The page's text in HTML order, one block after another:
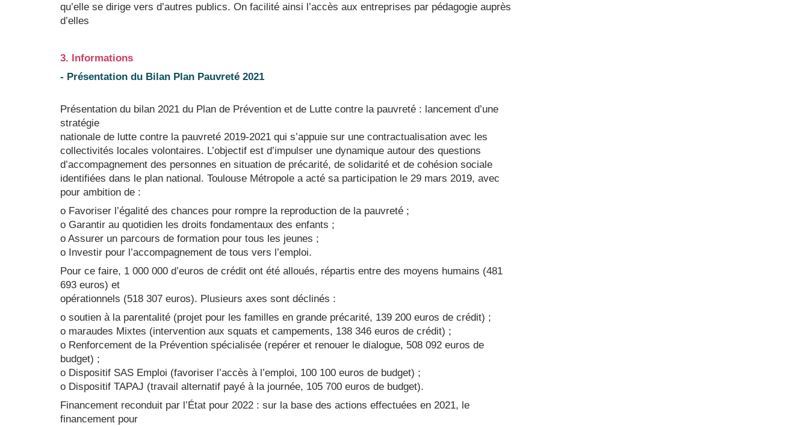
qu’elle se dirige vers d’autres publics. On facilité ainsi l’accès aux entreprises par pédagogie auprès
d’elles
3. Informations
- Présentation du Bilan Plan Pauvreté 2021
Présentation du bilan 2021 du Plan de Prévention et de Lutte contre la pauvreté : lancement d’une
stratégie
nationale de lutte contre la pauvreté 2019-2021 qui s’appuie sur une contractualisation avec les
collectivités locales volontaires. L’objectif est d’impulser une dynamique autour des questions
d’accompagnement des personnes en situation de précarité, de solidarité et de cohésion sociale
identifiées dans le plan national. Toulouse Métropole a acté sa participation le 29 mars 2019, avec
pour ambition de :
o Favoriser l’égalité des chances pour rompre la reproduction de la pauvreté ;
o Garantir au quotidien les droits fondamentaux des enfants ;
o Assurer un parcours de formation pour tous les jeunes ;
o Investir pour l’accompagnement de tous vers l’emploi.
Pour ce faire, 1 000 000 d’euros de crédit ont été alloués, répartis entre des moyens humains (481
693 euros) et
opérationnels (518 307 euros). Plusieurs axes sont déclinés :
o soutien à la parentalité (projet pour les familles en grande précarité, 139 200 euros de crédit) ;
o maraudes Mixtes (intervention aux squats et campements, 138 346 euros de crédit) ;
o Renforcement de la Prévention spécialisée (repérer et renouer le dialogue, 508 092 euros de
budget) ;
o Dispositif SAS Emploi (favoriser l’accès à l’emploi, 100 100 euros de budget) ;
o Dispositif TAPAJ (travail alternatif payé à la journée, 105 700 euros de budget).
Financement reconduit par l’État pour 2022 : sur la base des actions effectuées en 2021, le
financement pour